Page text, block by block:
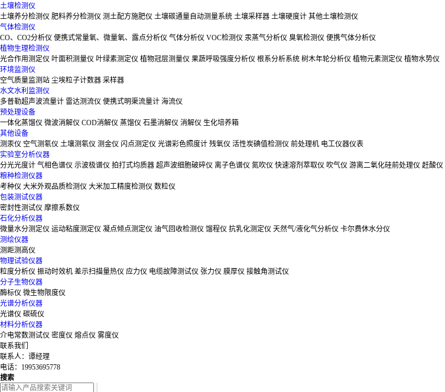
土壤检测仪
土壤养分检测仪 肥料养分检测仪 测土配方施肥仪 土壤碳通量自动测量系统 土壤采样器 土壤硬度计 其他土壤检测仪
气体检测仪
CO、CO2分析仪 便携式常量氧、微量氧、露点分析仪 气体分析仪 VOC检测仪 汞蒸气分析仪 臭氧检测仪 便携气体分析仪
植物生理检测仪
光合作用测定仪 叶面积测量仪 叶绿素测定仪 植物冠层测量仪 果蔬呼吸强度分析仪 根系分析系统 树木年轮分析仪 植物元素测定仪 植物水势仪
环境监测仪
空气质量监测站 尘埃粒子计数器 采样器
水文水利监测仪
多普勒超声波流量计 雷达测流仪 便携式明渠流量计 海流仪
预处理设备
一体化蒸馏仪 微波消解仪 COD消解仪 蒸馏仪 石墨消解仪 消解仪 生化培养箱
其他设备
测汞仪 空气测氡仪 土壤测氡仪 测金仪 闪点测定仪 光谱彩色照度计 残氧仪 活性炭碘值检测仪 前处理机 电工仪器仪表
实验室分析仪器
分光光度计 气相色谱仪 示波极谱仪 拍打式均质器 超声波细胞破碎仪 离子色谱仪 氮吹仪 快速溶剂萃取仪 吹气仪 游离二氧化硅前处理仪 赶酸仪
粮种检测仪器
考种仪 大米外观品质检测仪 大米加工精度检测仪 数粒仪
包装测试仪器
密封性测试仪 摩擦系数仪
石化分析仪器
微量水分测定仪 运动粘度测定仪 凝点倾点测定仪 油气回收检测仪 馏程仪 抗乳化测定仪 天然气/液化气分析仪 卡尔费休水分仪
测绘仪器
测距测高仪
物理试验仪器
粒度分析仪 振动时效机 差示扫描量热仪 应力仪 电缆故障测试仪 张力仪 膜厚仪 接触角测试仪
分子生物仪器
酶标仪 微生物限度仪
光谱分析仪器
光谱仪 碳硫仪
材料分析仪器
介电常数测试仪 密度仪 熔点仪 雾度仪
联系我们
联系人：谭经理
电话：19953695778
搜索